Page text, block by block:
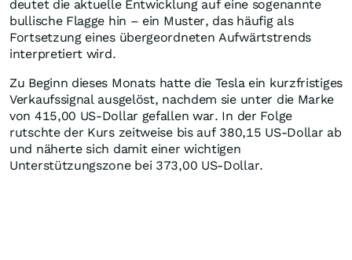
deutet die aktuelle Entwicklung auf eine sogenannte
bullische Flagge hin – ein Muster, das häufig als
Fortsetzung eines übergeordneten Aufwärtstrends
interpretiert wird.
Zu Beginn dieses Monats hatte die Tesla ein kurzfristiges
Verkaufssignal ausgelöst, nachdem sie unter die Marke
von 415,00 US-Dollar gefallen war. In der Folge
rutschte der Kurs zeitweise bis auf 380,15 US-Dollar ab
und näherte sich damit einer wichtigen
Unterstützungszone bei 373,00 US-Dollar.